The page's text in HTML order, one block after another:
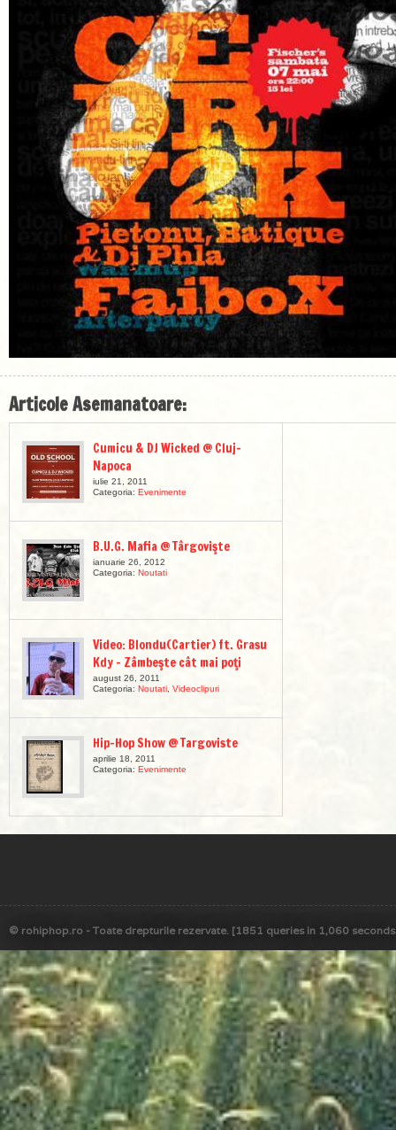
Articole Asemanatoare:
Cumicu & DJ Wicked @ Cluj-
Napoca
iulie 21, 2011
Categoria: Evenimente
B.U.G. Mafia @ Târgovişte
ianuarie 26, 2012
Categoria: Noutati
Video: Blondu(Cartier) ft. Grasu
Kdy – Zâmbeşte cât mai poţi
august 26, 2011
Categoria: Noutati Videoclipuri
Hip-Hop Show @ Targoviste
aprilie 18, 2011
Categoria: Evenimente
© rohiphop.ro - Toate drepturile rezervate. [1851 queries in 1,060